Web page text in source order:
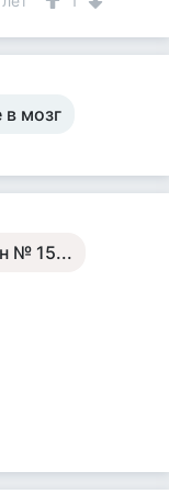
в мозг
№ 15...